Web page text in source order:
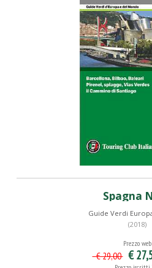
Spagna
Guide Verdi
(2018)
Prezzo web
€ 29,00 €